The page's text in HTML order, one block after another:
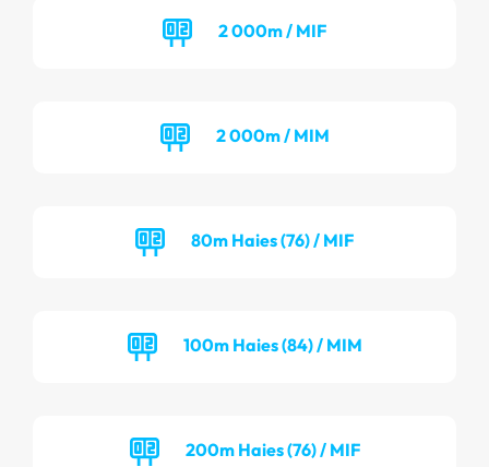
2 000m / MIF
2 000m / MIM
80m Haies (76) / MIF
100m Haies (84) / MIM
200m Haies (76) / MIF